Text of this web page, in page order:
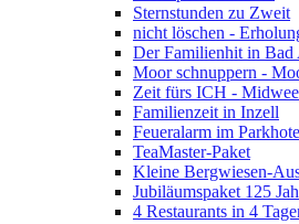
Sternstunden zu Zweit
nicht löschen -
Der Familienhit in
Moor schnuppern -
Zeit fürs ICH -
Familienzeit in Inzell
Feueralarm im
TeaMaster-Paket
Kleine Bergwiesen-
Jubiläumspaket 125
4 Restaurants in 4